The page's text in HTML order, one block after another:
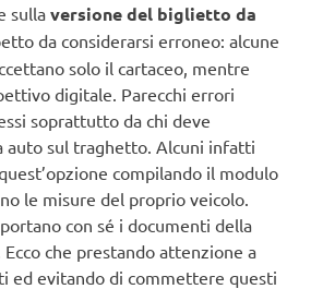
sulla versione del biglietto da
da considerarsi erroneo: alcune
solo il cartaceo, mentre
digitale. Parecchi errori
soprattutto da chi deve
auto sul traghetto. Alcuni infatti
compilando il modulo
le misure del proprio veicolo.
con sé i documenti della
che prestando attenzione a
ed evitando di commettere questi